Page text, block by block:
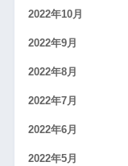
2022年10月
2022年9月
2022年8月
2022年7月
2022年6月
2022年5月